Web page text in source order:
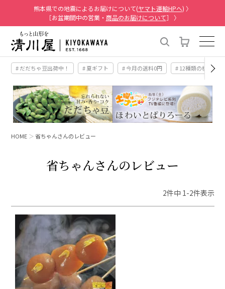
熊本県での地震によるお届けについて(ヤマト運輸HPへ) 〉
［お盆期間中の営業・ 商品のお届けについて］ 〉
# だだちゃ豆出荷中！ # 夏ギフト # 今月の送料0円 # 12種類の桃
HOME 省ちゃんさんのレビュー
省ちゃんさんのレビュー
2件中 1 -2件表示